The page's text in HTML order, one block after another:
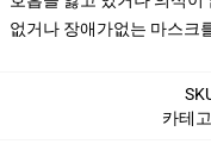
없거나 장애가없는 마스크
카테